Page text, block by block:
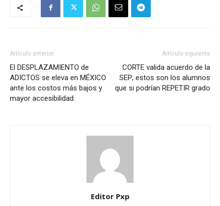
Artículo anterior
El DESPLAZAMIENTO de
ADICTOS se eleva en MÉXICO
ante los costos más bajos y
mayor accesibilidad
Artículo siguiente
CORTE valida acuerdo de la
SEP; estos son los alumnos
que si podrían REPETIR grado
Editor Pxp